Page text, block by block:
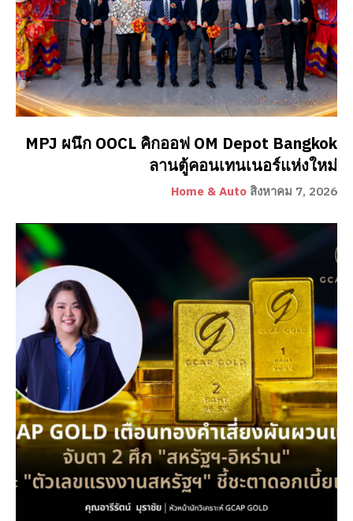
MPJ ผนึก OOCL คิกออฟ OM Depot Bangkok
ลานตู้คอนเทนเนอร์แห่งใหม่
Home & Auto สิงหาคม 7, 2026